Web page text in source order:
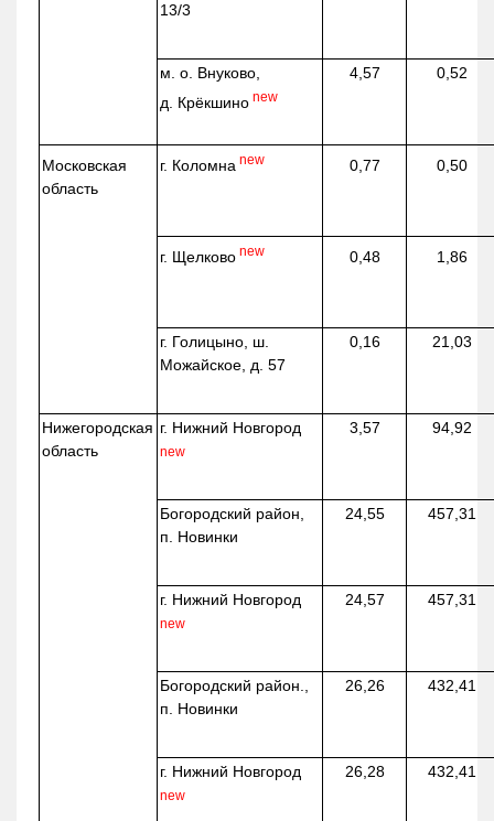
13/3
м. о. Внуково,
д. Крёкшино new
4,57 0,52
Московская
область
г. Коломна new 0,77 0,50
г. Щелково new 0,48 1,86
г. Голицыно, ш.
Можайское, д. 57
0,16 21,03
Нижегородская
область
г. Нижний Новгород
new
3,57 94,92
Богородский район,
п. Новинки
24,55 457,31
г. Нижний Новгород
new
24,57 457,31
Богородский район.,
п. Новинки
26,26 432,41
г. Нижний Новгород
new
26,28 432,41